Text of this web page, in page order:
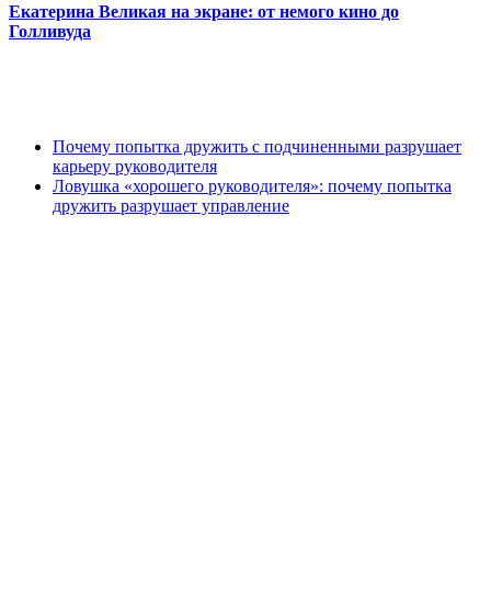
Екатерина Великая на экране: от немого кино до
Голливуда
Почему попытка дружить с подчиненными разрушает
карьеру руководителя
Ловушка «хорошего руководителя»: почему попытка
дружить разрушает управление